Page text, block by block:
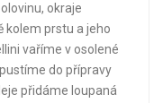
okraje
kolem prstu a jeho
vaříme v osolené
do přípravy
přidáme loupaná